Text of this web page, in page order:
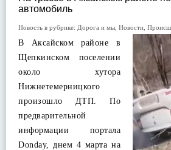
автомобиль
Новость в рубрике: Дорога и мы Новости
В Аксайском районе в
Щепкинском поселении
около хутора
Нижнетемерницкого
произошло ДТП. По
предварительной
информации портала
Donday, днем 4 марта на